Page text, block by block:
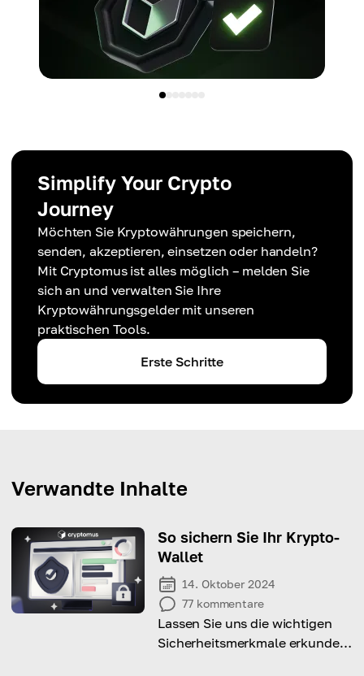
Simplify Your Crypto
Journey
Möchten Sie Kryptowährungen speichern,
senden, akzeptieren, einsetzen oder handeln?
Mit Cryptomus ist alles möglich – melden Sie
sich an und verwalten Sie Ihre
Kryptowährungsgelder mit unseren
praktischen Tools.
Erste Schritte
Verwandte Inhalte
So sichern Sie Ihr Krypto-
Wallet
14. Oktober 2024
77 kommentare
Lassen Sie uns die wichtigen
Sicherheitsmerkmale erkunden,